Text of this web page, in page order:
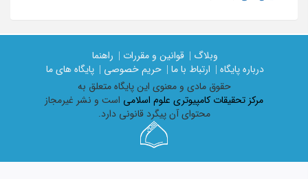
وبلاگ | قوانین و مقررات |
راهنما
درباره پایگاه |
ارتباط با ما | حریم خصوصی |
پایگاه های ما
حقوق مادی و معنوی اين پايگاه متعلق به
مرکز تحقیقات کامپیوتری علوم اسلامی است و نشر غیرمجاز
محتوای آن پیگرد قانونی دارد.